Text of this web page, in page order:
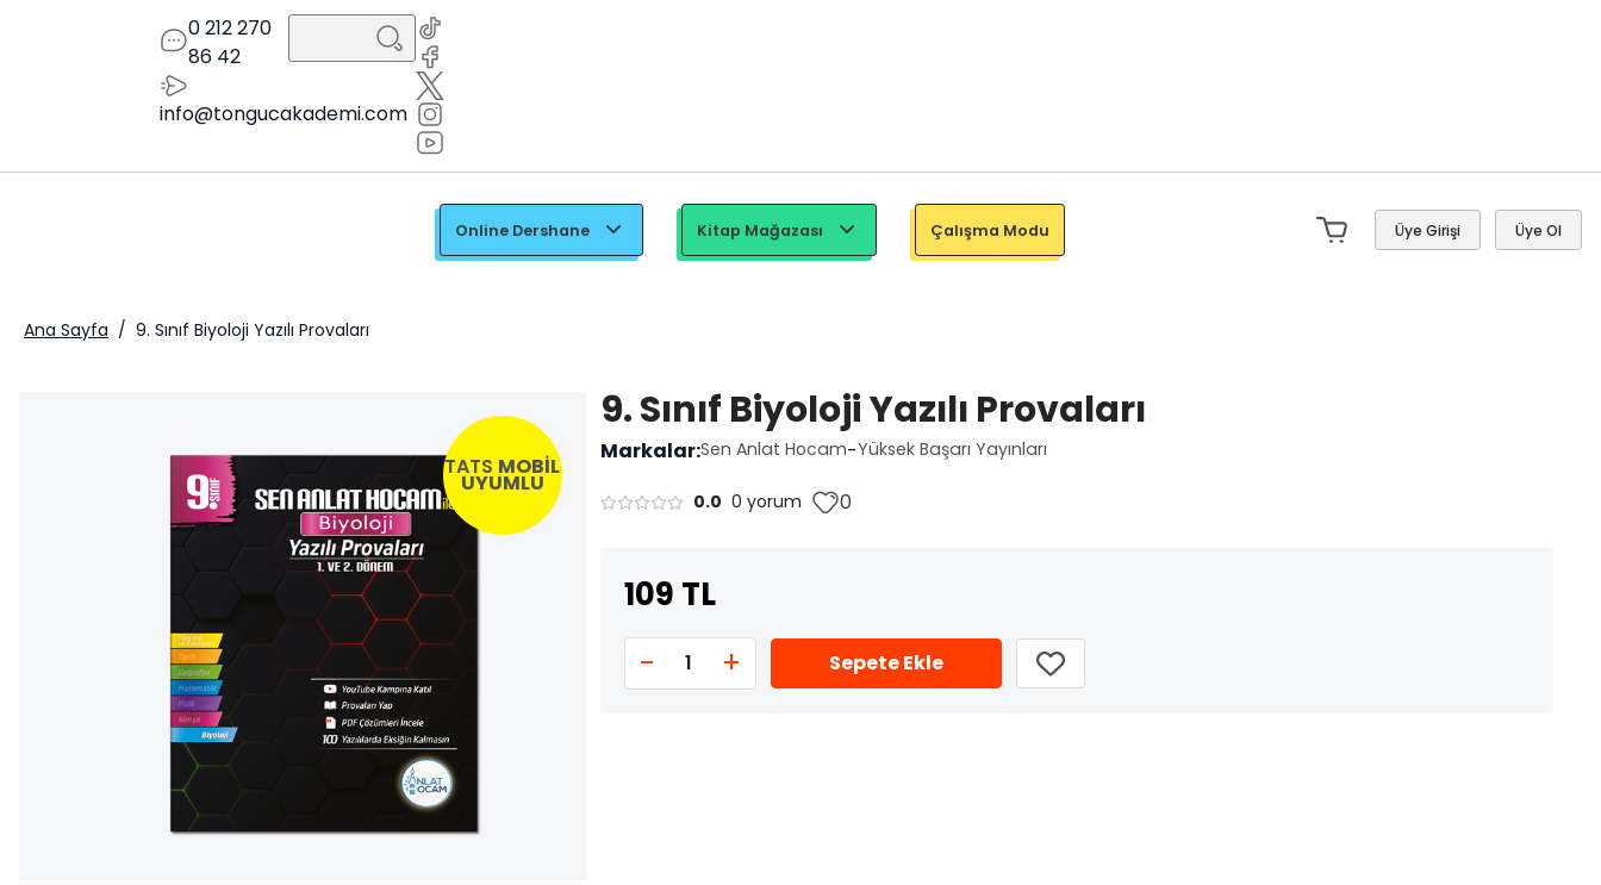
0 212 270
86 42
info@tongucakademi.com
Online Dershane Kitap Mağazası Çalışma Modu Üye Girişi Üye Ol
Ana Sayfa / 9. Sınıf Biyoloji Yazılı Provaları
TATS MOBİL
UYUMLU
9. Sınıf Biyoloji Yazılı Provaları
Markalar:Sen Anlat Hocam-Yüksek Başarı Yayınları
0.0 0 yorum 0
109 TL
- 1 + Sepete Ekle